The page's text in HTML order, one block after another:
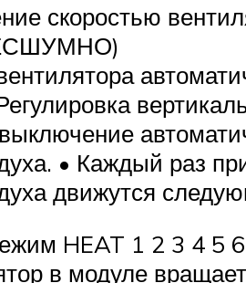
скоростью
• Каждый раз
движутся
HEAT 1 2 3 4 5
в модуле